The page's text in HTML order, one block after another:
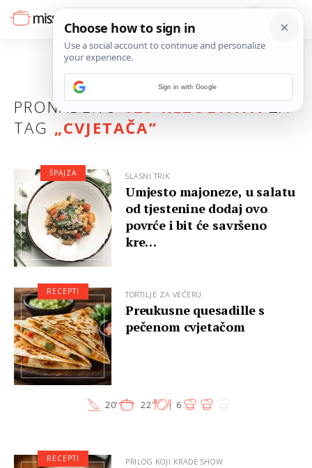
PRONAĐENO125 REZULTATAZA
TAG „CVJETAČA”
SLASNI TRIK
Umjesto majoneze, u salatu
od tjestenine dodaj ovo
povrće i bit će savršeno
kre…
ŠPAJZA
TORTILJE ZA VEČERU
Preukusne quesadille s
pečenom cvjetačom
20' 22' 6
RECEPTI
PRILOG KOJI KRADE SHOW
RECEPTI
Sign in with Google